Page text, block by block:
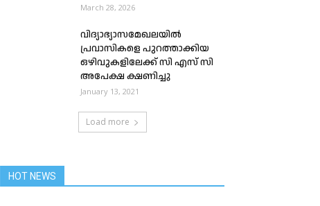
March 28, 2026
വിദ്യാഭ്യാസമേഖലയിൽ
പ്രവാസികളെ പുറത്താക്കിയ
ഒഴിവുകളിലേക്ക് സി എസ് സി
അപേക്ഷ ക്ഷണിച്ചു
January 13, 2021
Load more
HOT NEWS